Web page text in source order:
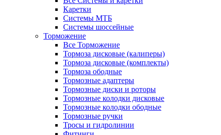
Каретки
Системы МТБ
Системы шоссейные
Торможение
Все Торможение
Тормоза дисковые (калиперы)
Тормоза дисковые (комплекты)
Тормоза ободные
Тормозные адаптеры
Тормозные диски и роторы
Тормозные колодки дисковые
Тормозные колодки ободные
Тормозные ручки
Тросы и гидролинии